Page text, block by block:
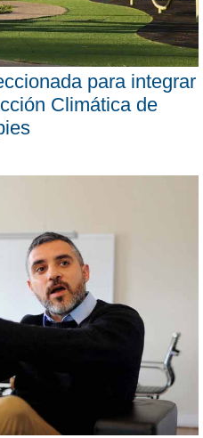
para integrar
Climática de